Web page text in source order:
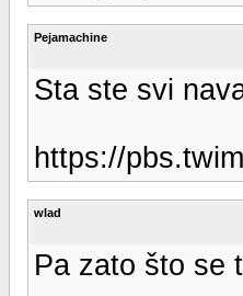
Pejamachine
Sta ste svi
https://
wlad
Pa zato što se